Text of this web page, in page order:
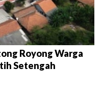
Royong Warga
Setengah